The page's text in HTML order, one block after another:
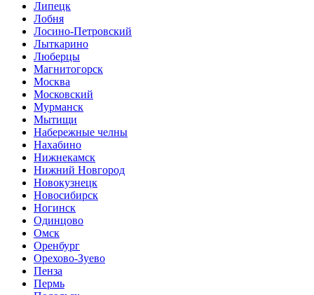
Липецк
Лобня
Лосино-Петровский
Лыткарино
Люберцы
Магнитогорск
Москва
Московский
Мурманск
Мытищи
Набережные челны
Нахабино
Нижнекамск
Нижний Новгород
Новокузнецк
Новосибирск
Ногинск
Одинцово
Омск
Оренбург
Орехово-Зуево
Пенза
Пермь